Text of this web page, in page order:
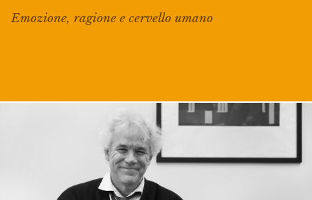
Emozione, ragione e cervello umano